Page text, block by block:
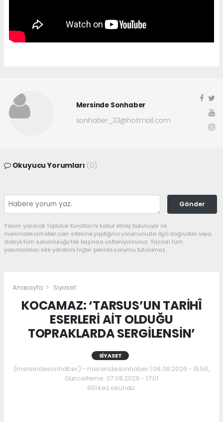
Mersinde Sonhaber
sonhaber_33@hotmail.com
Okuyucu Yorumları (0)
Gönder
Yorum yazarak Topluluk Kuralları’nı kabul etmiş bulunuyor ve
mersindesonhaber.com sitesine yaptığınız yorumunuzla ilgili doğrudan veya
dolaylı tüm sorumluluğu tek başınıza üstleniyorsunuz. Yazılan tüm
yorumlardan site yönetimi hiçbir şekilde sorumlu tutulamaz.
Anasayfa Siyaset
KOCAMAZ: ‘TARSUS’UN TARİHÎ
ESERLERİ AİT OLDUĞU
TOPRAKLARDA SERGİLENSİN’
SIYASET
(mersindesonhaber) - mersindesonhaber | 06.08.2026 - 15:50,
Güncelleme: 07.08.2026 - 17:01
991 kez okundu.